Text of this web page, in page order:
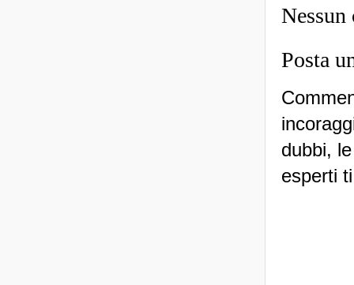
Nessun
Posta
dubbi,
esperti